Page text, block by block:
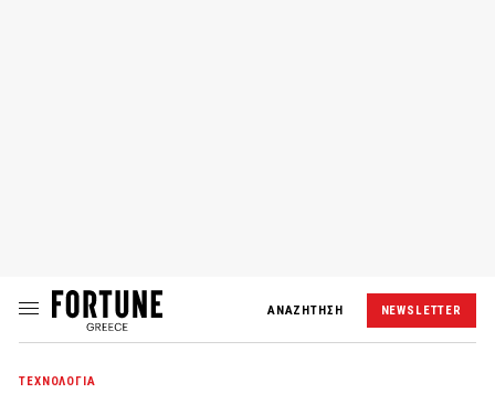
ΑΝΑΖΗΤΗΣΗ NEWSLETTER
ΤΕΧΝΟΛΟΓΙΑ